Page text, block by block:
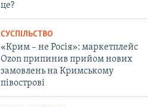
це?
СУСПІЛЬСТВО
«Крим – не Росія»: маркетплейс
Ozon припинив прийом нових
замовлень на Кримському
півострові